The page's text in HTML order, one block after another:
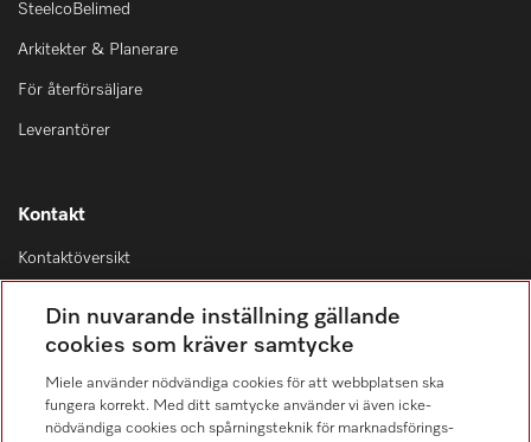
SteelcoBelimed
Arkitekter & Planerare
För återförsäljare
Leverantörer
Kontakt
Kontaktöversikt
08-562 29 800
Din nuvarande inställning gällande
cookies som kräver samtycke
Miele använder nödvändiga cookies för att webbplatsen ska
fungera korrekt. Med ditt samtycke använder vi även icke-
nödvändiga cookies och spårningsteknik för marknadsförings-